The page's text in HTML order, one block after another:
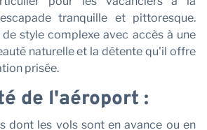
tranquille et pittoresque.
style complexe avec accès à une
naturelle et la détente qu'il offre
prisée.
de l'aéroport :
dont les vols sont en avance ou en